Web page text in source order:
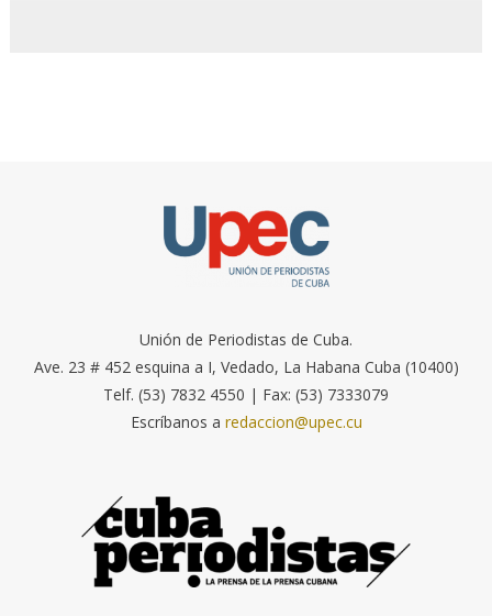
Unión de Periodistas de Cuba.
Ave. 23 # 452 esquina a I, Vedado, La Habana Cuba (10400)
Telf. (53) 7832 4550 | Fax: (53) 7333079
Escríbanos a redaccion@upec.cu